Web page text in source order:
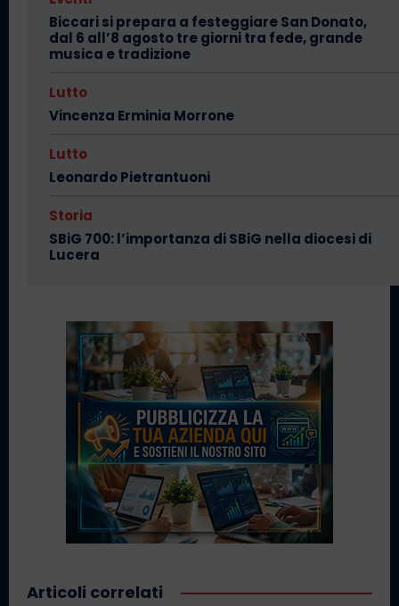
Biccari si prepara a festeggiare San Donato,
dal 6 all’8 agosto tre giorni tra fede, grande
musica e tradizione
Lutto
Vincenza Erminia Morrone
Lutto
Leonardo Pietrantuoni
Storia
SBiG 700: l’importanza di SBiG nella diocesi di
Lucera
Articoli correlati